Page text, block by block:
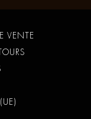
VENTE